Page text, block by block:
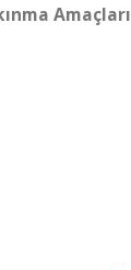
Amaçları